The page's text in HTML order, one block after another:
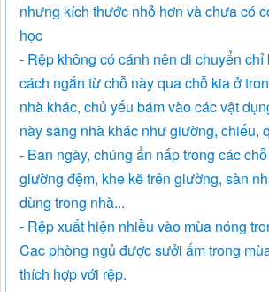
nhưng kích thước nhỏ hơn và chưa có
học
- Rệp không có cánh nên di chuyển chỉ
cách ngắn từ chỗ này qua chỗ kia ở
nhà khác, chủ yếu bám vào các vật
này sang nhà khác như giường, chiếu,
- Ban ngày, chúng ẩn nấp trong các
giường đệm, khe kẽ trên giường, sàn
dùng trong nhà...
- Rệp xuất hiện nhiều vào mùa nóng
Cac phòng ngủ được sưởi ấm trong
thích hợp với rệp.